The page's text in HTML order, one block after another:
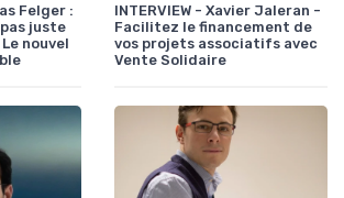
Felger :
pas juste
nouvel
INTERVIEW - Xavier Jaleran -
Facilitez le financement de
vos projets associatifs avec
Vente Solidaire